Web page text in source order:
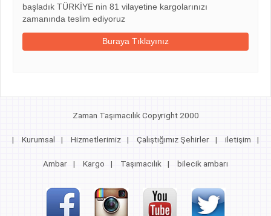
başladık TÜRKİYE nin 81 vilayetine kargolarınızı
zamanında teslim ediyoruz
Buraya Tıklayınız
Zaman Taşımacılık Copyright 2000
| Kurumsal | Hizmetlerimiz | Çalıştığımız Şehirler | iletişim |
Ambar | Kargo | Taşımacılık | bilecik ambarı